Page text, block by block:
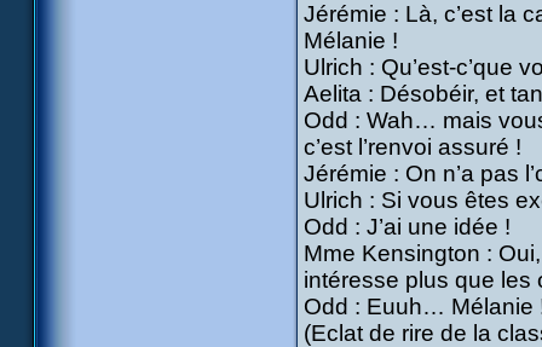
Jérémie : Là, c’est la
Mélanie !
Ulrich : Qu’est-c’que
Aelita : Désobéir, et
Odd : Wah… mais
c’est l’renvoi assuré !
Jérémie : On n’a pas
Ulrich : Si vous êtes
Odd : J’ai une idée !
Mme Kensington :
intéresse plus que
Odd : Euuh… Mélanie
(Eclat de rire de la